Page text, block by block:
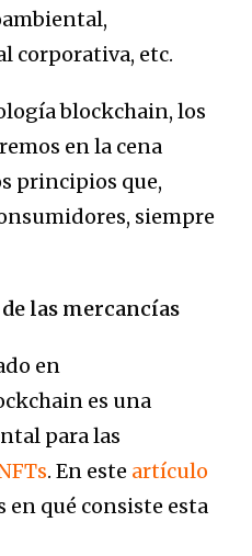
corporativa, etc.
blockchain, los
en la cena
principios que,
siempre
las mercancías
en
es una
para las
. En este artículo
en qué consiste esta